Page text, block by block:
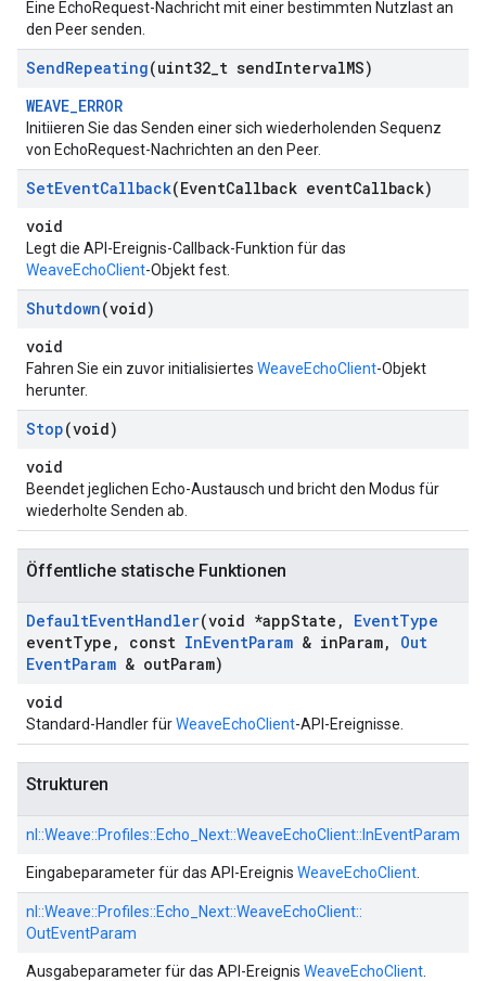
Eine EchoRequest-Nachricht mit einer bestimmten Nutzlast an
den Peer senden.
SendRepeating(uint32 t sendIntervalMS)
WEAVE_ERROR
Initiieren Sie das Senden einer sich wiederholenden Sequenz
von EchoRequest-Nachrichten an den Peer.
SetEventCallback(EventCallback eventCallback)
void
Legt die API-Ereignis-Callback-Funktion für das
WeaveEchoClient-Objekt fest.
Shutdown(void)
void
Fahren Sie ein zuvor initialisiertes WeaveEchoClient-Objekt
herunter.
Stop(void)
void
Beendet jeglichen Echo-Austausch und bricht den Modus für
wiederholte Senden ab.
Öffentliche statische Funktionen
DefaultEventHandler(void *appState , EventType
eventType , const InEventParam & inParam,
Out
EventParam & outParam)
void
Standard-Handler fürWeaveEchoClient-API-Ereignisse.
Strukturen
nl::Weave::Profiles::Echo_Next::WeaveEchoClient:: InEventParam
Eingabeparameter für das API-Ereignis WeaveEchoClient
nl::Weave::Profiles::Echo_Next::WeaveEchoClient::
OutEventParam
Ausgabeparameter für das API-Ereignis WeaveEchoClient